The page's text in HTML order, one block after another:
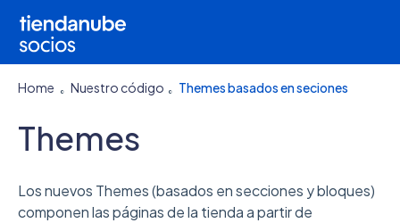
Home Nuestro código Themes basados en seciones
Themes
Los nuevos Themes (basados en secciones y bloques)
componen las páginas de la tienda a partir de